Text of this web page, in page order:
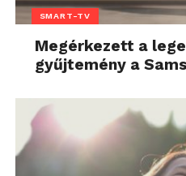
SMART-TV
Megérkezett a
gyűjtemény a